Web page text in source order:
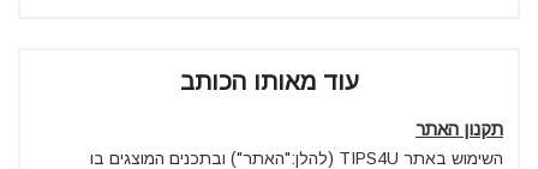
עוד מאותו הכותב
תקנון האתר
השימוש באתר TIPS4U (להלן:"האתר") ובתכנים המוצגים בו